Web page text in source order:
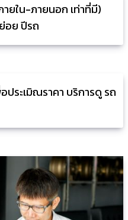
ยใน-ภายนอก เท่าที่มี)
อย ปีรถ
ระเมิณราคา บริการดู รถ